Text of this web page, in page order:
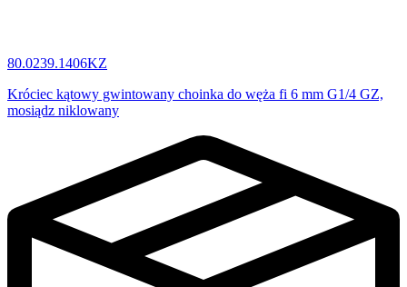
80.0239.1406KZ
Króciec kątowy gwintowany choinka do węża fi 6 mm G1/4 GZ,
mosiądz niklowany